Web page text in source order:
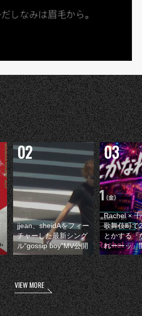
jjean、sheidAをフィー
チャーした最新シング
ル“gossip boy”MV公開
Rachel ×
歌舞伎町で
とかする『
れーーッ』
VIEW MORE